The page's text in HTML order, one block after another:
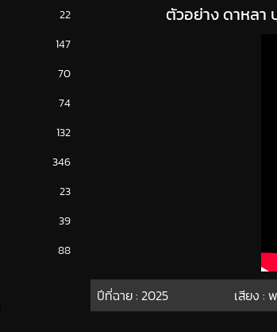
22
147
70
74
132
346
23
39
88
ตัวอย่าง ดาหลา
ปีที่ฉาย : 2025 เสียง :